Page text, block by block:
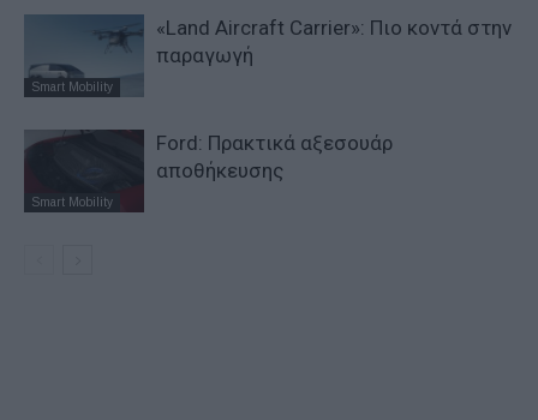
Smart Mobility
«Land Aircraft Carrier»: Πιο κοντά στην
παραγωγή
Smart Mobility
Ford: Πρακτικά αξεσουάρ
αποθήκευσης